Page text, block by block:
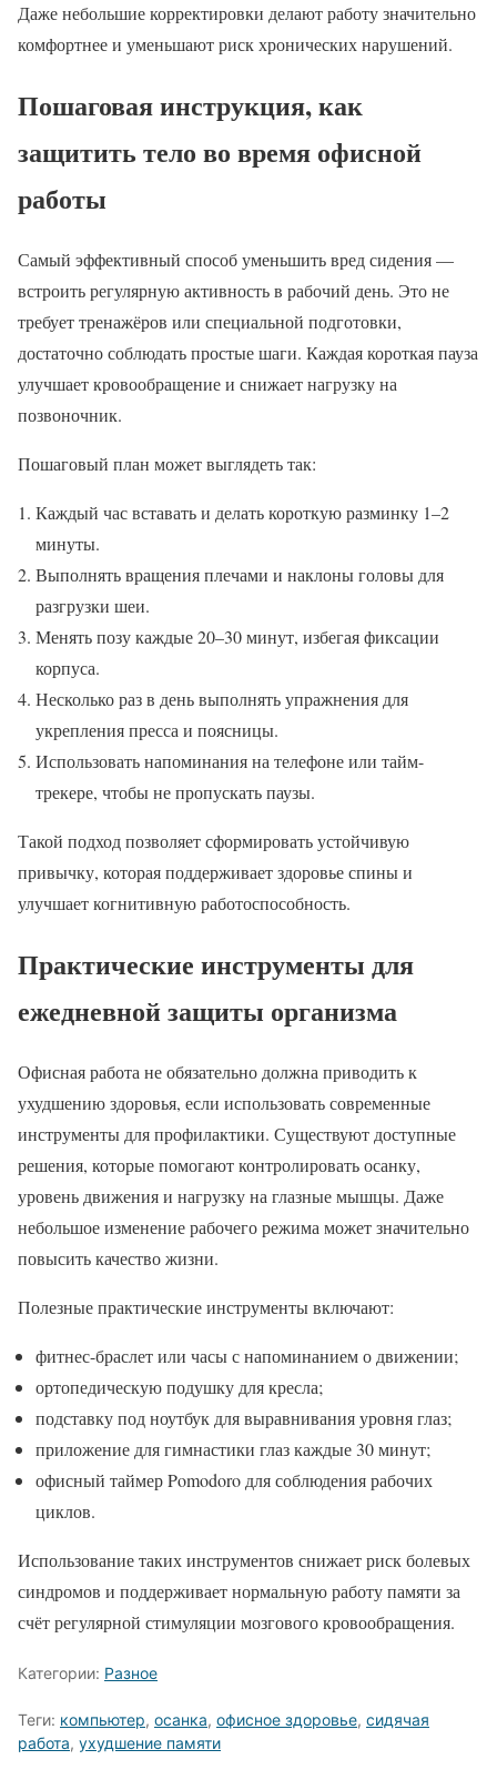
Даже небольшие корректировки делают работу значительно
комфортнее и уменьшают риск хронических нарушений.
Пошаговая инструкция, как
защитить тело во время офисной
работы
Самый эффективный способ уменьшить вред сидения —
встроить регулярную активность в рабочий день. Это не
требует тренажёров или специальной подготовки,
достаточно соблюдать простые шаги. Каждая короткая пауза
улучшает кровообращение и снижает нагрузку на
позвоночник.
Пошаговый план может выглядеть так:
Каждый час вставать и делать короткую разминку 1–2
минуты.
Выполнять вращения плечами и наклоны головы для
разгрузки шеи.
Менять позу каждые 20–30 минут, избегая фиксации
корпуса.
Несколько раз в день выполнять упражнения для
укрепления пресса и поясницы.
Использовать напоминания на телефоне или тайм-
трекере, чтобы не пропускать паузы.
Такой подход позволяет сформировать устойчивую
привычку, которая поддерживает здоровье спины и
улучшает когнитивную работоспособность.
Практические инструменты для
ежедневной защиты организма
Офисная работа не обязательно должна приводить к
ухудшению здоровья, если использовать современные
инструменты для профилактики. Существуют доступные
решения, которые помогают контролировать осанку,
уровень движения и нагрузку на глазные мышцы. Даже
небольшое изменение рабочего режима может значительно
повысить качество жизни.
Полезные практические инструменты включают:
фитнес-браслет или часы с напоминанием о движении;
ортопедическую подушку для кресла;
подставку под ноутбук для выравнивания уровня глаз;
приложение для гимнастики глаз каждые 30 минут;
офисный таймер Pomodoro для соблюдения рабочих
циклов.
Использование таких инструментов снижает риск болевых
синдромов и поддерживает нормальную работу памяти за
счёт регулярной стимуляции мозгового кровообращения.
Категории: Разное
Теги: компьютер, осанка, офисное здоровье, сидячая
работа, ухудшение памяти